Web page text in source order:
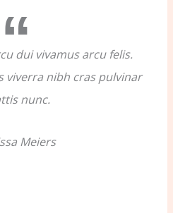
dui vivamus arcu felis.
viverra nibh cras pulvinar
nunc.
Meiers